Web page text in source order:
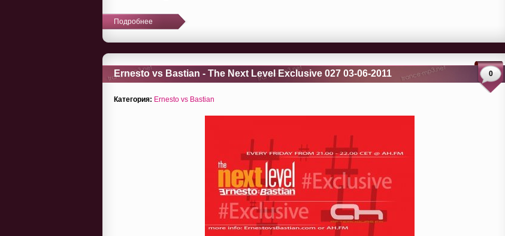
Подробнее
Ernesto vs Bastian - The Next Level Exclusive 027 03-06-2011 0
Категория: Ernesto vs Bastian